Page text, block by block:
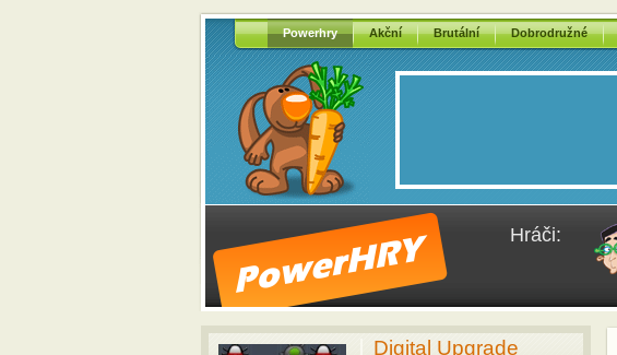
Powerhry Akční Brutální Dobrodružné
Hráči:
Digital Upgrade